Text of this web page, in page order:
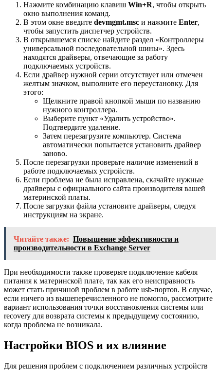
Нажмите комбинацию клавиш Win+R, чтобы открыть
окно выполнения команд.
В этом окне введите devmgmt.msc и нажмите Enter,
чтобы запустить диспетчер устройств.
В открывшемся списке найдите раздел «Контроллеры
универсальной последовательной шины». Здесь
находятся драйверы, отвечающие за работу
подключаемых устройств.
Если драйвер нужной серии отсутствует или отмечен
желтым значком, выполните его переустановку. Для
этого:
Щелкните правой кнопкой мыши по названию
нужного контроллера.
Выберите пункт «Удалить устройство».
Подтвердите удаление.
Затем перезагрузите компьютер. Система
автоматически попытается установить драйвер
заново.
После перезагрузки проверьте наличие изменений в
работе подключаемых устройств.
Если проблема не была исправлена, скачайте нужные
драйверы с официального сайта производителя вашей
материнской платы.
После загрузки файла установите драйверы, следуя
инструкциям на экране.
Читайте также: Повышение эффективности и
производительности в Exchange Server
При необходимости также проверьте подключение кабеля
питания к материнской плате, так как его неисправность
может стать причиной проблем в работе usb-портов. В случае,
если ничего из вышеперечисленного не помогло, рассмотрите
вариант использования точки восстановления системы или
recovery для возврата системы к предыдущему состоянию,
когда проблема не возникала.
Настройки BIOS и их влияние
Для решения проблем с подключением различных устройств